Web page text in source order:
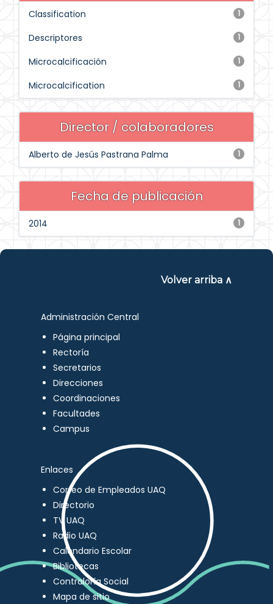
1
Classification
1
Descriptores
1
Microcalcificación
1
Microcalcification
Director / colaboradores
1
Alberto de Jesús Pastrana Palma
Fecha de publicación
1
2014
Volver arriba ∧
Administración Central
Página principal
Rectoría
Secretarios
Direcciones
Coordinaciones
Facultades
Campus
Enlaces
Correo de Empleados UAQ
Directorio
TV UAQ
Radio UAQ
Calendario Escolar
Bibliotecas
Contraloría Social
Mapa de sitio